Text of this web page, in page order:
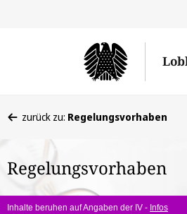
befinden
hier:
zurück zu: Regelungsvorhaben
Regelungsvorhaben
Inhalte beruhen auf Angaben der IV - Infos